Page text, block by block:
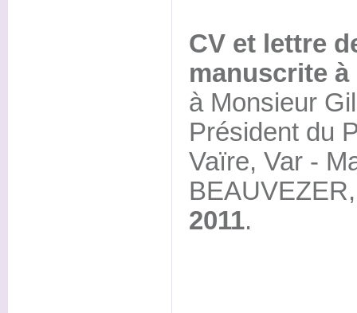
CV et lettre
manuscrite
à Monsieur
Président du
Vaïre, Var -
2011.